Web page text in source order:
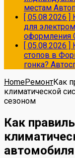
местам
[ 05.08.2026 ]
для
оформления
[ 05.08.2026 ]
стопов в
гонка?
HomeРемонтКак
климатической
сезоном
Как